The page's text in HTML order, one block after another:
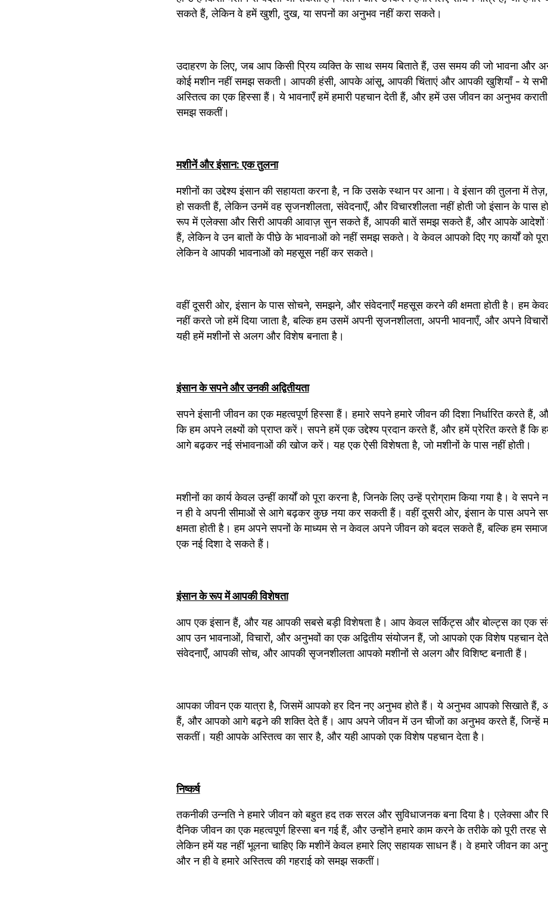
सकते हैं, लेकिन वे हमें खुशी, दुख, या सपनों का अनुभव नहीं करा सकते।
उदाहरण के लिए, जब आप किसी प्रिय व्यक्ति के साथ समय बिताते हैं, उस समय की जो भावना और
कोई मशीन नहीं समझ सकती। आपकी हंसी, आपके आंसू, आपकी चिंताएं और आपकी खुशियाँ - ये सभी
अस्तित्व का एक हिस्सा हैं। ये भावनाएँ हमें हमारी पहचान देती हैं, और हमें उस जीवन का अनुभव
समझ सकतीं।
मशीनें और इंसान: एक तुलना
मशीनों का उद्देश्य इंसान की सहायता करना है, न कि उसके स्थान पर आना। वे इंसान की तुलना में
हो सकती हैं, लेकिन उनमें वह सृजनशीलता, संवेदनाएँ, और विचारशीलता नहीं होती जो इंसान के पास
रूप में एलेक्सा और सिरी आपकी आवाज़ सुन सकते हैं, आपकी बातें समझ सकते हैं, और आपके आदेशों
हैं, लेकिन वे उन बातों के पीछे के भावनाओं को नहीं समझ सकते। वे केवल आपको दिए गए कार्यों को
लेकिन वे आपकी भावनाओं को महसूस नहीं कर सकते।
वहीं दूसरी ओर, इंसान के पास सोचने, समझने, और संवेदनाएँ महसूस करने की क्षमता होती है। हम
नहीं करते जो हमें दिया जाता है, बल्कि हम उसमें अपनी सृजनशीलता, अपनी भावनाएँ, और अपने
यही हमें मशीनों से अलग और विशेष बनाता है।
इंसान के सपने और उनकी अद्वितीयता
सपने इंसानी जीवन का एक महत्वपूर्ण हिस्सा हैं। हमारे सपने हमारे जीवन की दिशा निर्धारित करते हैं,
कि हम अपने लक्ष्यों को प्राप्त करें। सपने हमें एक उद्देश्य प्रदान करते हैं, और हमें प्रेरित करते हैं कि
आगे बढ़कर नई संभावनाओं की खोज करें। यह एक ऐसी विशेषता है, जो मशीनों के पास नहीं होती।
मशीनों का कार्य केवल उन्हीं कार्यों को पूरा करना है, जिनके लिए उन्हें प्रोग्राम किया गया है। वे
न ही वे अपनी सीमाओं से आगे बढ़कर कुछ नया कर सकती हैं। वहीं दूसरी ओर, इंसान के पास अपने
क्षमता होती है। हम अपने सपनों के माध्यम से न केवल अपने जीवन को बदल सकते हैं, बल्कि हम समाज
एक नई दिशा दे सकते हैं।
इंसान के रूप में आपकी विशेषता
आप एक इंसान हैं, और यह आपकी सबसे बड़ी विशेषता है। आप केवल सर्किट्स और बोल्ट्स का एक
आप उन भावनाओं, विचारों, और अनुभवों का एक अद्वितीय संयोजन हैं, जो आपको एक विशेष पहचान
संवेदनाएँ, आपकी सोच, और आपकी सृजनशीलता आपको मशीनों से अलग और विशिष्ट बनाती हैं।
आपका जीवन एक यात्रा है, जिसमें आपको हर दिन नए अनुभव होते हैं। ये अनुभव आपको सिखाते हैं,
हैं, और आपको आगे बढ़ने की शक्ति देते हैं। आप अपने जीवन में उन चीजों का अनुभव करते हैं, जिन्हें
सकतीं। यही आपके अस्तित्व का सार है, और यही आपको एक विशेष पहचान देता है।
निष्कर्ष
तकनीकी उन्नति ने हमारे जीवन को बहुत हद तक सरल और सुविधाजनक बना दिया है। एलेक्सा और
दैनिक जीवन का एक महत्वपूर्ण हिस्सा बन गई हैं, और उन्होंने हमारे काम करने के तरीके को पूरी तरह से
लेकिन हमें यह नहीं भूलना चाहिए कि मशीनें केवल हमारे लिए सहायक साधन हैं। वे हमारे जीवन का
और न ही वे हमारे अस्तित्व की गहराई को समझ सकतीं।